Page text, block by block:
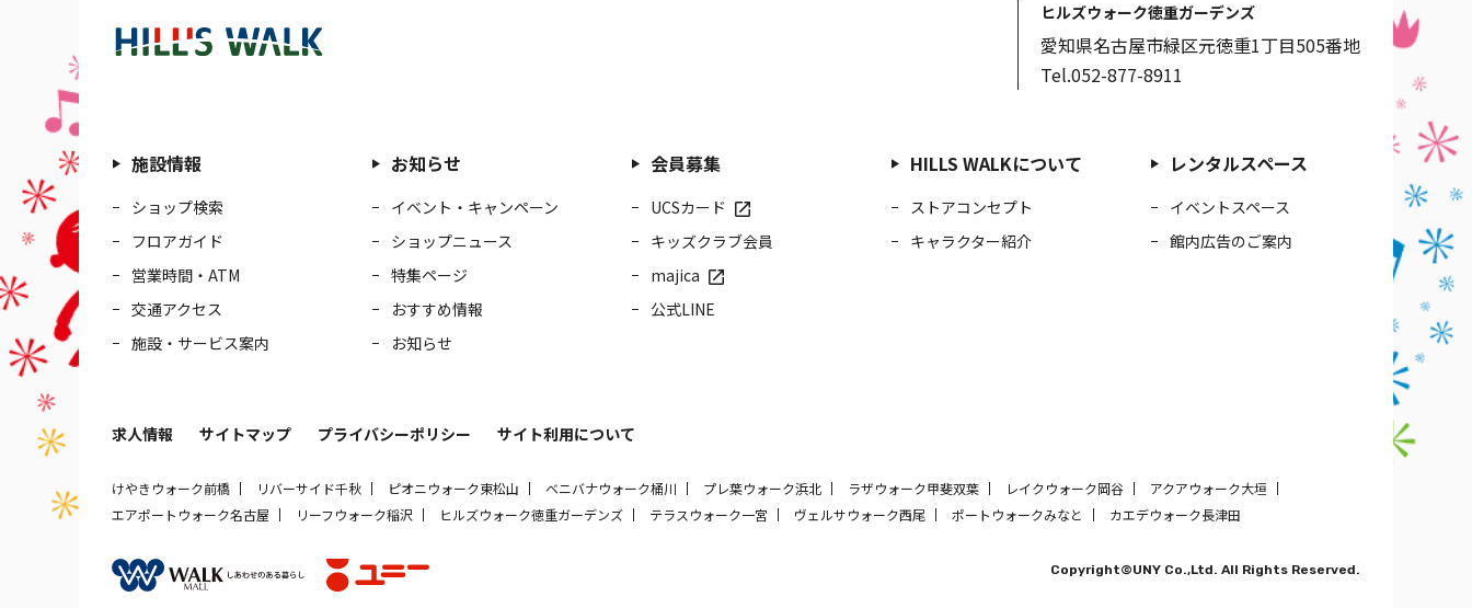
ヒルズウォーク徳重ガーデンズ
愛知県名古屋市緑区元徳重1丁目505番地
Tel.052-877-8911
施設情報
ショップ検索
フロアガイド
営業時間・ATM
交通アクセス
施設・サービス案内
お知らせ
イベント・キャンペーン
ショップニュース
特集ページ
おすすめ情報
お知らせ
会員募集
UCSカード
キッズクラブ会員
majica
公式LINE
HILLS WALKについて
ストアコンセプト
キャラクター紹介
レンタルスペース
イベントスペース
館内広告のご案内
求人情報 サイトマップ プライバシーポリシー サイト利用について
けやきウォーク前橋 リバーサイド千秋 ピオニウォーク東松山 ベニバナウォーク桶川 プレ葉ウォーク浜北 ラザウォーク甲斐双葉 レイクウォーク岡谷
アクアウォーク大垣
エアポートウォーク名古屋
リーフウォーク稲沢 ヒルズウォーク徳重ガーデンズ テラスウォーク一宮 ヴェルサウォーク西尾 ポートウォークみなと カエデウォーク長津田
Copyright©UNY Co.,Ltd. All Rights Reserved.